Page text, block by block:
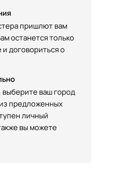
пришлют вам
останется только
договориться о
выберите ваш город
предложенных
личный
вы можете